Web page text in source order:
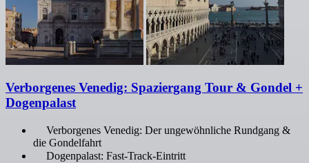
Verborgenes Venedig: Spaziergang Tour & Gondel +
Dogenpalast
Verborgenes Venedig: Der ungewöhnliche Rundgang &
die Gondelfahrt
Dogenpalast: Fast-Track-Eintritt